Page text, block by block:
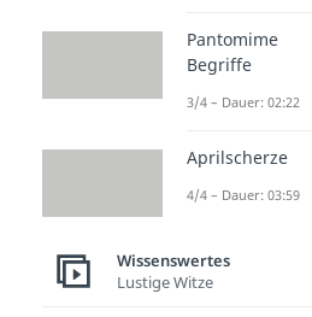
Port Moresby
der Liste der
der Welt. Die
Neuguineas
Vielfalt und
allerdings
möchte, sollte
Hohe
Pantomime
Begriffe
3/4 – Dauer: 02:22
Aprilscherze
4/4 – Dauer: 03:59
Wissenswertes
Lustige Witze